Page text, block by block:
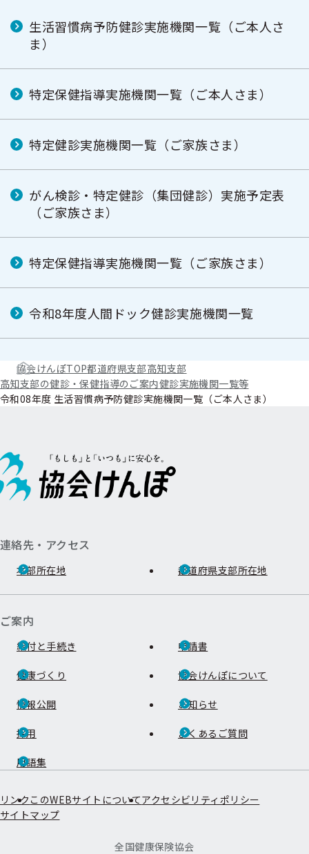
生活習慣病予防健診実施機関一覧（ご本人さ
ま）
特定保健指導実施機関一覧（ご本人さま）
特定健診実施機関一覧（ご家族さま）
がん検診・特定健診（集団健診）実施予定表
（ご家族さま）
特定保健指導実施機関一覧（ご家族さま）
令和8年度人間ドック健診実施機関一覧
協会けんぽTOP都道府県支部高知支部
高知支部の健診・保健指導のご案内健診実施機関一覧等
令和08年度 生活習慣病予防健診実施機関一覧（ご本人さま）
連絡先・アクセス
本部所在地 都道府県支部所在地
ご案内
給付と手続き 申請書
健康づくり 協会けんぽについて
情報公開 お知らせ
採用 よくあるご質問
用語集
リンク このWEBサイトについてアクセシビリティポリシー
サイトマップ
全国健康保険協会